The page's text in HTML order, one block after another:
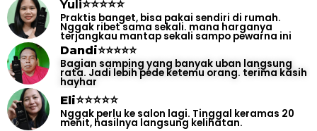
Yuli⭐⭐⭐⭐⭐
Praktis banget, bisa pakai sendiri di rumah.
Nggak ribet sama sekali. mana harganya
terjangkau mantap sekali sampo pewarna ini
Dandi⭐⭐⭐⭐⭐
Bagian samping yang banyak uban langsung
rata. Jadi lebih pede ketemu orang. terima kasih
hayhar
Eli⭐⭐⭐⭐⭐
Nggak perlu ke salon lagi. Tinggal keramas 20
menit, hasilnya langsung kelihatan.